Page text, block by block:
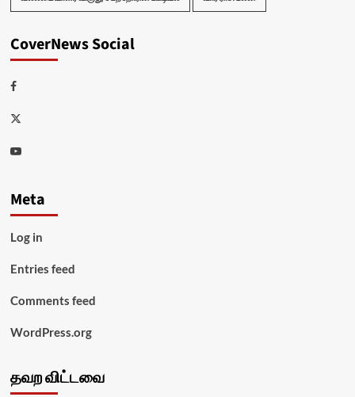
CoverNews Social
Facebook
Twitter
Youtube
Meta
Log in
Entries feed
Comments feed
WordPress.org
தவற விட்டவை